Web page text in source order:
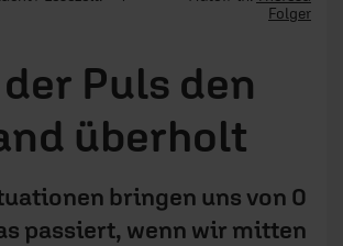
Folger
Puls den
überholt
bringen uns von 0
passiert, wenn wir mitten